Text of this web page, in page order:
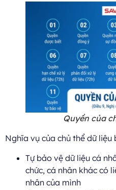
Quyền của
Nghĩa vụ của chủ thể dữ liệu
Tự bảo vệ dữ liệu cá
chức, cá nhân khác có
nhân của mình